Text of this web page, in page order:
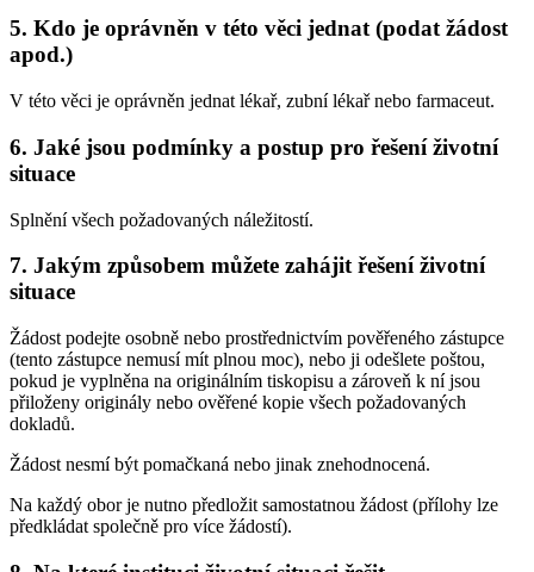
5. Kdo je oprávněn v této věci jednat (podat žádost
apod.)
V této věci je oprávněn jednat lékař, zubní lékař nebo farmaceut.
6. Jaké jsou podmínky a postup pro řešení životní
situace
Splnění všech požadovaných náležitostí.
7. Jakým způsobem můžete zahájit řešení životní
situace
Žádost podejte osobně nebo prostřednictvím pověřeného zástupce
(tento zástupce nemusí mít plnou moc), nebo ji odešlete poštou,
pokud je vyplněna na originálním tiskopisu a zároveň k ní jsou
přiloženy originály nebo ověřené kopie všech požadovaných
dokladů.
Žádost nesmí být pomačkaná nebo jinak znehodnocená.
Na každý obor je nutno předložit samostatnou žádost (přílohy lze
předkládat společně pro více žádostí).